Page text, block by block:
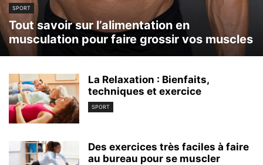
SPORT
Tout savoir sur l’alimentation en
musculation pour faire grossir vos muscles
La Relaxation : Bienfaits,
techniques et exercice
SPORT
Des exercices très faciles à faire
au bureau pour se muscler